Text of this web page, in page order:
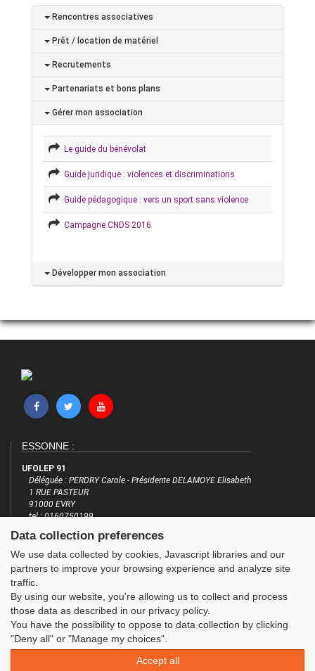
Rencontres associatives
Prêt / location de matériel
Recrutements
Partenariats et bons plans
Gérer mon association
Le guide du bénévolat
Guide juridique : violences et discriminations
Guide pédagogique : vers un sport sans violence
Campagne CNDS 2016
Développer mon association
ESSONNE :
UFOLEP 91
Déléguée : PERDRY Carole - Présidente DELAMOYE Elisabeth
1 RUE PASTEUR
91000 EVRY
tel : 0160750199
http://www.cd.ufolep.org/essonne
INFORMATIONS
Plan du site
FAQ
Mentions légales
Administration
LES SITES DE L'UFOLEP
Communication Asso
Inscriptions évènements
Data collection preferences
We use data collected by cookies, Javascript libraries and our
partners to improve your browsing experience and analyze site
traffic.
By using our website, you're allowing us to collect and process
those data as described in our privacy policy.
You have the possibility to oppose to data collection by clicking
"Deny all" or "Manage my choices".
Accept all